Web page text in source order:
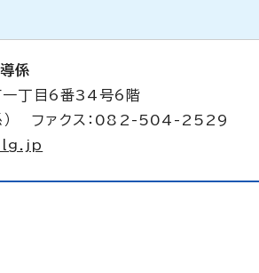
係
丁目6番34号6階
） ファクス：082-504-2529